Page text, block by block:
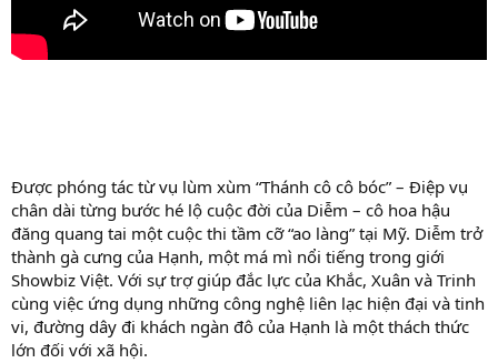
Được phóng tác từ vụ lùm xùm “Thánh cô cô bóc” – Điệp vụ
chân dài từng bước hé lộ cuộc đời của Diễm – cô hoa hậu
đăng quang tai một cuộc thi tầm cỡ “ao làng” tại Mỹ. Diễm trở
thành gà cưng của Hạnh, một má mì nổi tiếng trong giới
Showbiz Việt. Với sự trợ giúp đắc lực của Khắc, Xuân và Trinh
cùng việc ứng dụng những công nghệ liên lạc hiện đại và tinh
vi, đường dây đi khách ngàn đô của Hạnh là một thách thức
lớn đối với xã hội.